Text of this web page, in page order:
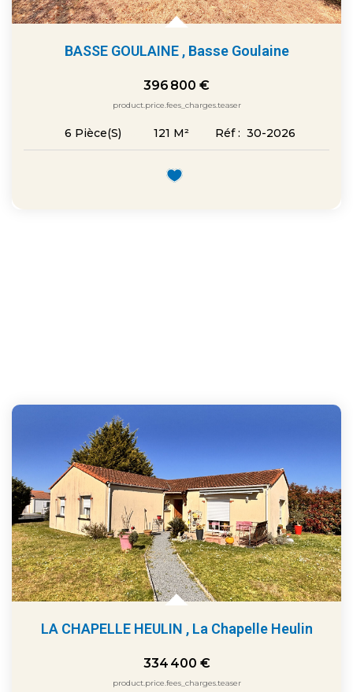
BASSE GOULAINE , Basse Goulaine
396 800 €
product.price.fees_charges.teaser
6 Pièce(s) 121 M² Réf : 30-2026
LA CHAPELLE HEULIN , La Chapelle Heulin
334 400 €
product.price.fees_charges.teaser